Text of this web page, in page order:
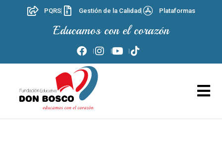
PQRS Gestión de la Calidad Plataformas
Educamos con el corazón